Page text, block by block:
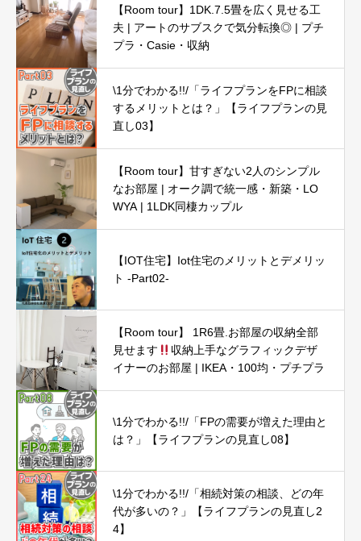
【Room tour】1DK.7.5畳を広く見せる工
夫 | アートのサブスクで気分転換◎ | プチ
プラ・Casie・収納
\1分でわかる!!/「ライフプランをFPに相談
するメリットとは？」【ライフプランの見
直し03】
【Room tour】甘すぎない2人のシンプル
なお部屋 | オーク調で統一感・新築・LO
WYA | 1LDK同棲カップル
【IOT住宅】Iot住宅のメリットとデメリッ
ト -Part02-
【Room tour】 1R6畳.お部屋の収納全部
見せます
収納上手なグラフィックデザ
イナーのお部屋 | IKEA・100均・プチプラ
\1分でわかる!!/「FPの需要が増えた理由と
は？」【ライフプランの見直し08】
\1分でわかる!!/「相続対策の相談、どの年
代が多いの？」【ライフプランの見直し2
4】